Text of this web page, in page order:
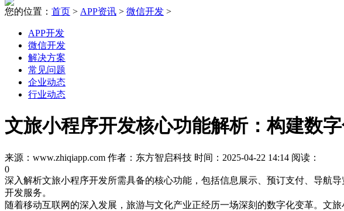
您的位置： 首页 > APP资讯 > 微信开发 >
APP开发
微信开发
解决方案
常见问题
企业动态
行业动态
文旅小程序开发核心功能解析：构建数
来源：www.zhiqiapp.com 作者：东方智启科技 时间：2025-04-22 14:14 阅读：
0
深入解析文旅小程序开发所需具备的核心功能，包括信息展示、预订支付、导航
开发服务。
随着移动互联网的深入发展，旅游与文化产业正经历一场深刻的数字化变革。文